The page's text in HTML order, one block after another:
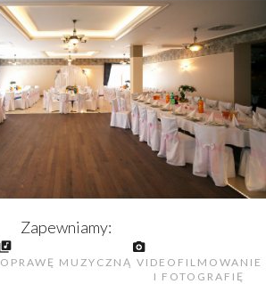
Zapewniamy:
OPRAWĘ MUZYCZNĄ VIDEOFILMOWANIE
I FOTOGRAFIĘ